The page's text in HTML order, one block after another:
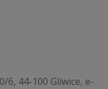
6, 44-100 Gliwice, e-